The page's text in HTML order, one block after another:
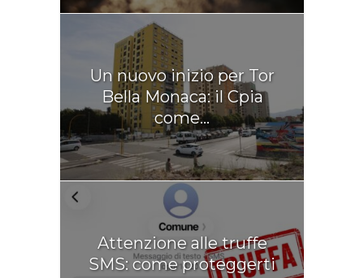
Un nuovo inizio per Tor
Bella Monaca: il Cpia
come...
Attenzione alle truffe
SMS: come proteggerti